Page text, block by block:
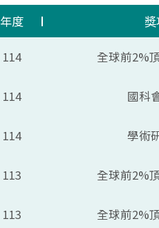
年度
114 全球前2%
114 國科
114 學術
113 全球前2%
113 全球前2%